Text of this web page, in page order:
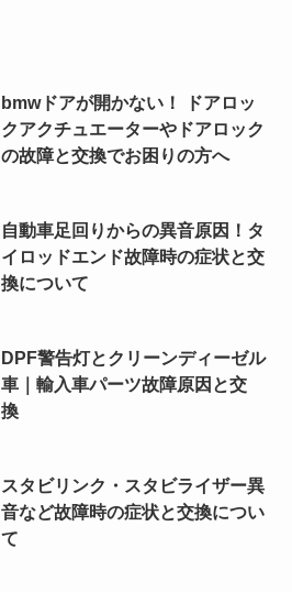
bmwドアが開かない！ ドアロッ
クアクチュエーターやドアロック
の故障と交換でお困りの方へ
自動車足回りからの異音原因！タ
イロッドエンド故障時の症状と交
換について
DPF警告灯とクリーンディーゼル
車｜輸入車パーツ故障原因と交
換
スタビリンク・スタビライザー異
音など故障時の症状と交換につい
て